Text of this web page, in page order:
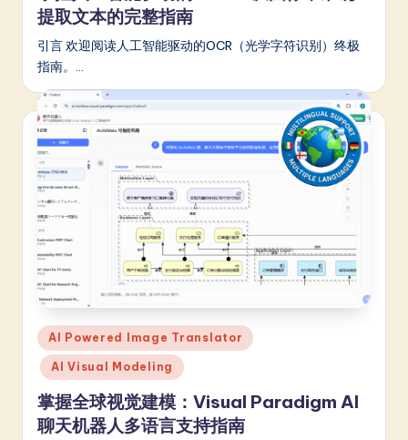
r
e
In
n
o
v
a
ti
o
n
提取文本的完整指南
引言 欢迎阅读人工智能驱动的OCR（光学字符识别）终极
指南。…
Posted
in
AI Powered Image Translator
AI Visual Modeling
掌握全球视觉建模：Visual Paradigm AI
聊天机器人多语言支持指南